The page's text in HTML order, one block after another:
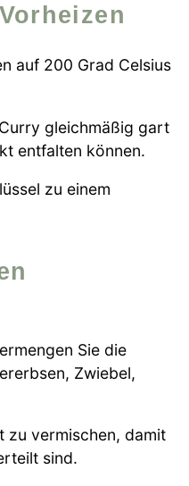
auf 200 Grad Celsius
gleichmäßig gart
entfalten können.
zu einem
Sie die
Zwiebel,
zu vermischen, damit
sind.